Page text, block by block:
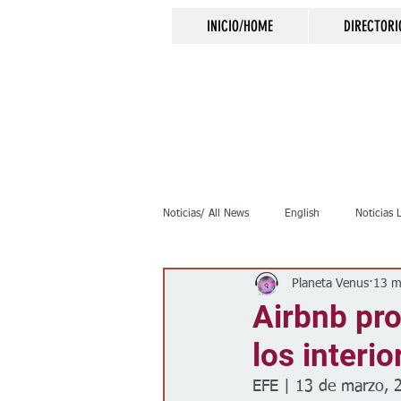
INICIO/HOME
Noticias/ All News English Noticias
Inmigración Crimen
Clima Vivienda
Airbnb
los
Planeta Venus 13
EFE | 13 de marzo,